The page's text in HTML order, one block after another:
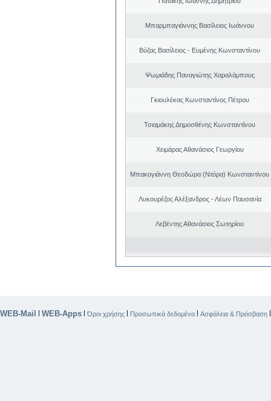
Μπαρμπαγιάννης Βασίλειος Ιωάννου
Βύζας Βασίλειος - Ευμένης Κωνσταντίνου
Ψωμιάδης Παναγιώτης Χαραλάμπους
Γκιουλέκας Κωνσταντίνος Πέτρου
Τσιαμάκης Δημοσθένης Κωνσταντίνου
Χειμάρας Αθανάσιος Γεωργίου
Μπακογιάννη Θεοδώρα (Ντόρα) Κωνσταντίνου
Λυκουρέζος Αλέξανδρος - Λέων Παυσανία
Λεβέντης Αθανάσιος Σωτηρίου
WEB-Mail | WEB-Apps |Όροι χρήσης | Προσωπικά δεδομένα | Ασφάλεια & Πρόσβαση